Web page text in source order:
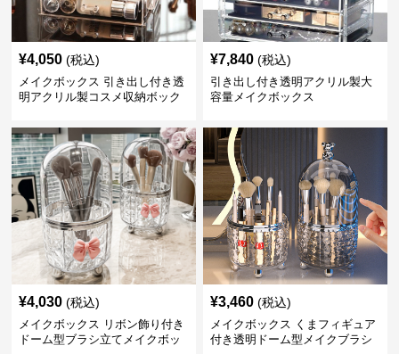
¥4,050 (税込)
メイクボックス 引き出し付き透
明アクリル製コスメ収納ボック
¥7,840 (税込)
引き出し付き透明アクリル製大
容量メイクボックス
¥4,030 (税込)
メイクボックス リボン飾り付き
ドーム型ブラシ立てメイクボッ
¥3,460 (税込)
メイクボックス くまフィギュア
付き透明ドーム型メイクブラシ